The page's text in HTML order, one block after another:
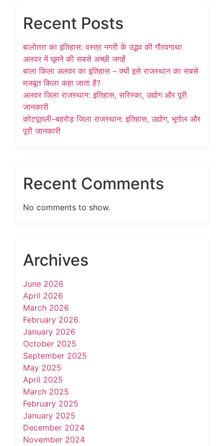
Recent Posts
बालोतरा का इतिहास: वस्त्र नगरी के उद्भव की गौरवगाथा
अलवर में घूमने की सबसे अच्छी जगहें
बाला किला अलवर का इतिहास – क्यों इसे राजस्थान का सबसे
मजबूत किला कहा जाता है?
अलवर जिला राजस्थान: इतिहास, सरिस्का, उद्योग और पूरी
जानकारी
कोटपूतली–बहरोड़ जिला राजस्थान: इतिहास, उद्योग, भूगोल और
पूरी जानकारी
Recent Comments
No comments to show.
Archives
June 2026
April 2026
March 2026
February 2026
January 2026
October 2025
September 2025
May 2025
April 2025
March 2025
February 2025
January 2025
December 2024
November 2024